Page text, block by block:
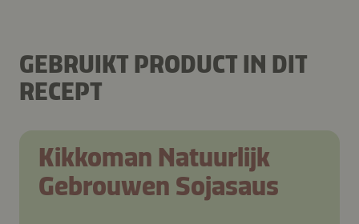
GEBRUIKT PRODUCT IN DIT
RECEPT
Kikkoman Natuurlijk
Gebrouwen Sojasaus